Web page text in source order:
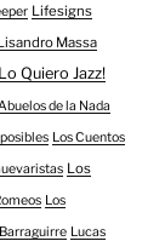
Lifesigns
Massa
Lo Quiero Jazz!
de la Nada
Los Cuentos
Los
Los
Lucas